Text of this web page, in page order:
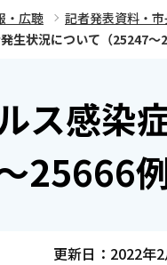
・広聴 記者発表資料・
生状況について（25247～
ス感染
25666例
更新日：2022年